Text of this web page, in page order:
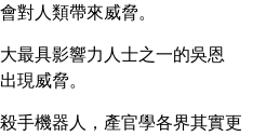
對人類帶來威脅。
最具影響力人士之一的吳恩
現威脅。
手機器人，產官學各界其實更